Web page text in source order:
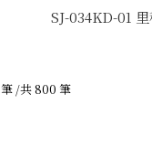
SJ-034KD-01
筆 /共 800 筆